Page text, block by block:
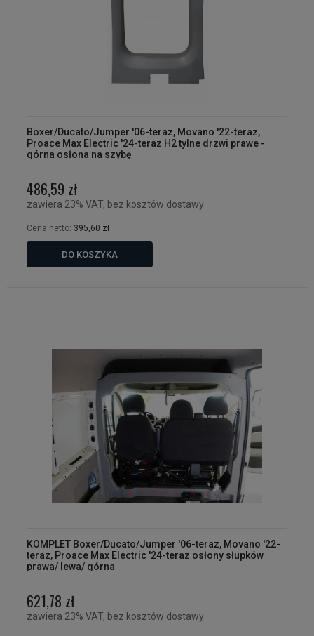
Boxer/Ducato/Jumper '06-teraz, Movano '22-teraz,
Proace Max Electric '24-teraz H2 tylne drzwi prawe -
górna osłona na szybę
486,59 zł
zawiera 23% VAT, bez kosztów dostawy
Cena netto: 395,60 zł
DO KOSZYKA
KOMPLET Boxer/Ducato/Jumper '06-teraz, Movano '22-
teraz, Proace Max Electric '24-teraz osłony słupków
prawa/ lewa/ górna
621,78 zł
zawiera 23% VAT, bez kosztów dostawy